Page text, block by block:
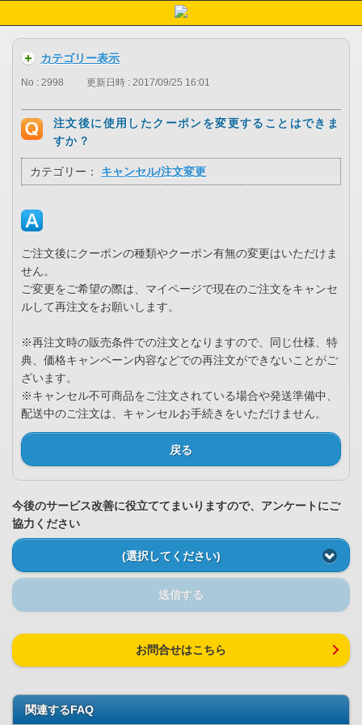
カテゴリー表示
No : 2998 更新日時 : 2017/09/25 16:01
注文後に使用したクーポンを変更することはできま
すか？
カテゴリー： キャンセル/注文変更
ご注文後にクーポンの種類やクーポン有無の変更はいただけま
せん。
ご変更をご希望の際は、マイページで現在のご注文をキャンセ
ルして再注文をお願いします。
※再注文時の販売条件での注文となりますので、同じ仕様、特
典、価格キャンペーン内容などでの再注文ができないことがご
ざいます。
※キャンセル不可商品をご注文されている場合や発送準備中、
配送中のご注文は、キャンセルお手続きをいただけません。
戻る
今後のサービス改善に役立ててまいりますので、アンケートにご
協力ください
(選択してください)
送信する
お問合せはこちら
関連するFAQ